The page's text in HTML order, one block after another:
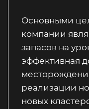
Основными
компании
запасов на
эффективная
реализации
новых